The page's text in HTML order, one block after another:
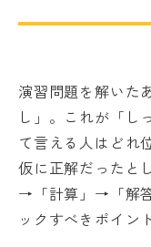
演習問題を解いた
し」。これが「し
て言える人はどれ
仮に正解だったと
→「計算」→「解
ックすべきポイン